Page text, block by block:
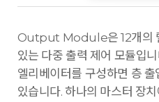
Output Module은 12개의
있는 다중 출력 제어 모듈입
엘리베이터를 구성하면 층
있습니다. 하나의 마스터 장